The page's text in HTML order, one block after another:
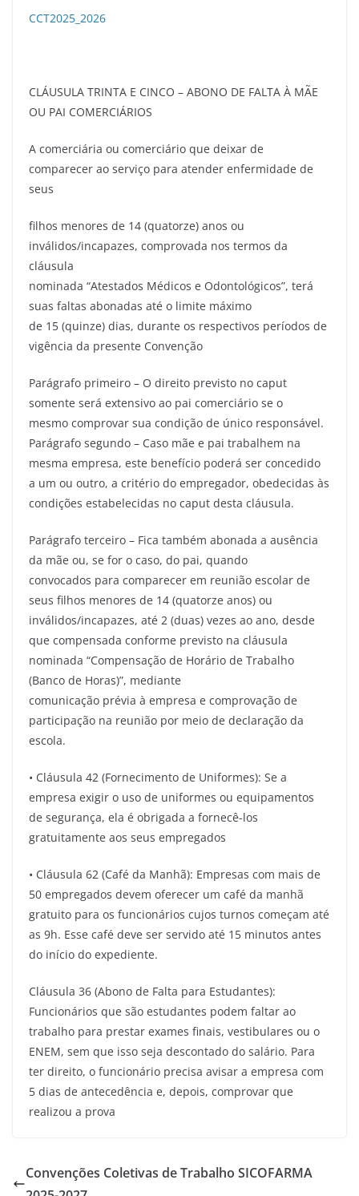
CCT2025_2026
CLÁUSULA TRINTA E CINCO – ABONO DE FALTA À MÃE
OU PAI COMERCIÁRIOS
A comerciária ou comerciário que deixar de
comparecer ao serviço para atender enfermidade de
seus
filhos menores de 14 (quatorze) anos ou
inválidos/incapazes, comprovada nos termos da
cláusula
nominada “Atestados Médicos e Odontológicos”, terá
suas faltas abonadas até o limite máximo
de 15 (quinze) dias, durante os respectivos períodos de
vigência da presente Convenção
Parágrafo primeiro – O direito previsto no caput
somente será extensivo ao pai comerciário se o
mesmo comprovar sua condição de único responsável.
Parágrafo segundo – Caso mãe e pai trabalhem na
mesma empresa, este benefício poderá ser concedido
a um ou outro, a critério do empregador, obedecidas às
condições estabelecidas no caput desta cláusula.
Parágrafo terceiro – Fica também abonada a ausência
da mãe ou, se for o caso, do pai, quando
convocados para comparecer em reunião escolar de
seus filhos menores de 14 (quatorze anos) ou
inválidos/incapazes, até 2 (duas) vezes ao ano, desde
que compensada conforme previsto na cláusula
nominada “Compensação de Horário de Trabalho
(Banco de Horas)”, mediante
comunicação prévia à empresa e comprovação de
participação na reunião por meio de declaração da
escola.
• Cláusula 42 (Fornecimento de Uniformes): Se a
empresa exigir o uso de uniformes ou equipamentos
de segurança, ela é obrigada a fornecê-los
gratuitamente aos seus empregados
• Cláusula 62 (Café da Manhã): Empresas com mais de
50 empregados devem oferecer um café da manhã
gratuito para os funcionários cujos turnos começam até
as 9h. Esse café deve ser servido até 15 minutos antes
do início do expediente.
Cláusula 36 (Abono de Falta para Estudantes):
Funcionários que são estudantes podem faltar ao
trabalho para prestar exames finais, vestibulares ou o
ENEM, sem que isso seja descontado do salário. Para
ter direito, o funcionário precisa avisar a empresa com
5 dias de antecedência e, depois, comprovar que
realizou a prova
Convenções Coletivas de Trabalho SICOFARMA